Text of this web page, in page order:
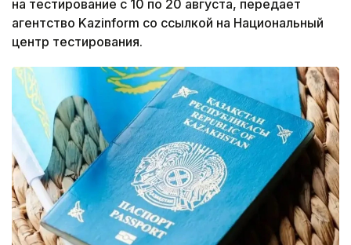
на тестирование с 10 по 20 августа, передает
агентство Kazinform со ссылкой на Национальный
центр тестирования.